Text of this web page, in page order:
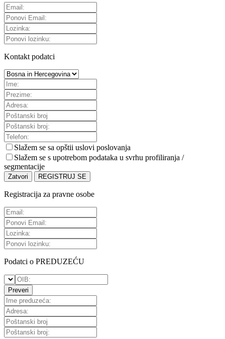
Kontakt podatci
Slažem se sa opštii uslovi poslovanja
Slažem se s upotrebom podataka u svrhu profiliranja /
segmentacije
Zatvori REGISTRUJ SE
Registracija za pravne osobe
Podatci o PREDUZEĆU
Preveri